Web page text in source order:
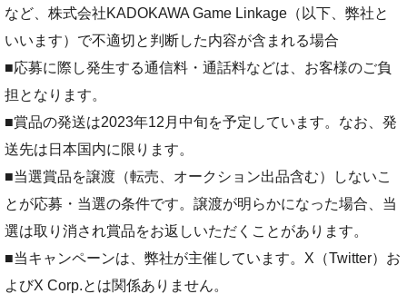
など、株式会社KADOKAWA Game Linkage（以下、弊社と
いいます）で不適切と判断した内容が含まれる場合
■応募に際し発生する通信料・通話料などは、お客様のご負
担となります。
■賞品の発送は2023年12月中旬を予定しています。なお、発
送先は日本国内に限ります。
■当選賞品を譲渡（転売、オークション出品含む）しないこ
とが応募・当選の条件です。譲渡が明らかになった場合、当
選は取り消され賞品をお返しいただくことがあります。
■当キャンペーンは、弊社が主催しています。X（Twitter）お
よびX Corp.とは関係ありません。